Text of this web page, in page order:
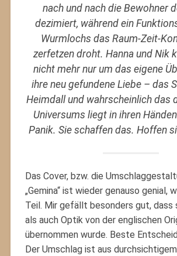
nach und nach die Bewohner
dezimiert, während ein
Wurmlochs das Raum-Zeit-
zerfetzen droht. Hanna und Nik
nicht mehr nur um das eigene
ihre neu gefundene Liebe – das
Heimdall und wahrscheinlich das
Universums liegt in ihren
Panik. Sie schaffen das. Hoffen
Das Cover, bzw. die
„Gemina“ ist wieder genauso genial,
Teil. Mir gefällt besonders gut, dass
als auch Optik von der englischen
übernommen wurde. Beste
Der Umschlag ist aus